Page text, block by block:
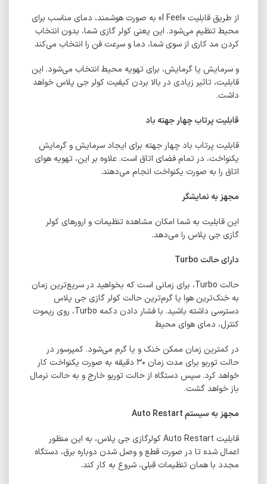
از طریق قابلیت «I Feel» به صورت هوشمند، دمای مناسب برای
محیط تنظیم می‌شود. این یعنی کولر گازی شما، بدون انتخاب
کردن مد کاری از سوی شما، دما و سرعت فن را انتخاب می‌کند
و سرمایش یا گرمایش، برای تهویه محیط انتخاب می‌شود. این
قابلیت، تاثیر زیادی در بالا بردن کیفیت کولر جی پلاس خواهد
داشت.
قابلیت پرتاب چهار جهته باد
قابلیت پرتاب باد چهار جهته برای ایجاد سرمایش و گرمایش
یکنواخت، در تمام فضای اتاق است. علاوه بر این، تهویه هوای
اتاق را به صورت یکنواخت انجام می‌دهند.
مجهز به نمایشگر
این قابلیت به شما امکان مشاهده تنظیمات و ارور‌های کولر
گازی جی پلاس را می‌دهد.
دارای حالت Turbo
حالت Turbo، برای زمانی است که بخواهید در سریع‌ترین زمان
به خنک‌ترین هوا یا گرم‌ترین حالت کولر گازی جی پلاس
دسترسی داشته باشید. با فشار دادن دکمه Turbo، روی ریموت
کنترل، دمای هوای محیط
در کمترین زمان ممکن خنک و یا گرم می‌شود. کمپرسور در
حالت توربو برای مدت زمان ۳۰ دقیقه به صورت یکنواخت کار
خواهد کرد. سپس دستگاه از حالت توربو خارج و به حالت نرمال
باز خواهد گشت.
مجهز به سیستمAuto Restart
قابلیت Auto Restart کولرگازی جی پلاس، به این منظور
اعمال شده تا در صورت قطع و وصل شدن دوباره برق، دستگاه
مجدد با همان تنظیمات قبلی، شروع به کار کند.